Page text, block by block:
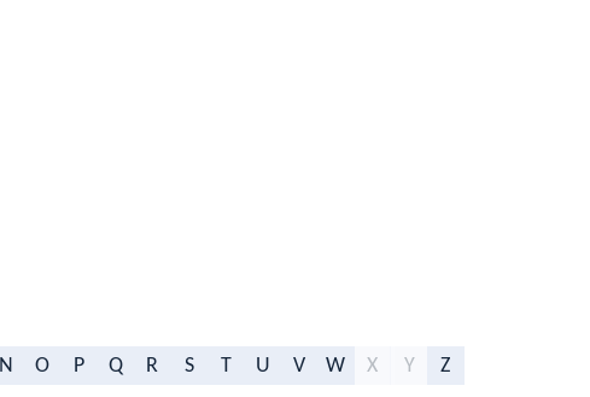
N O P Q R S T U V W X Y Z